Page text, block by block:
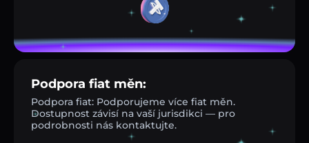
Podpora fiat měn:
Podpora fiat: Podporujeme více fiat měn.
Dostupnost závisí na vaší jurisdikci — pro
podrobnosti nás kontaktujte.